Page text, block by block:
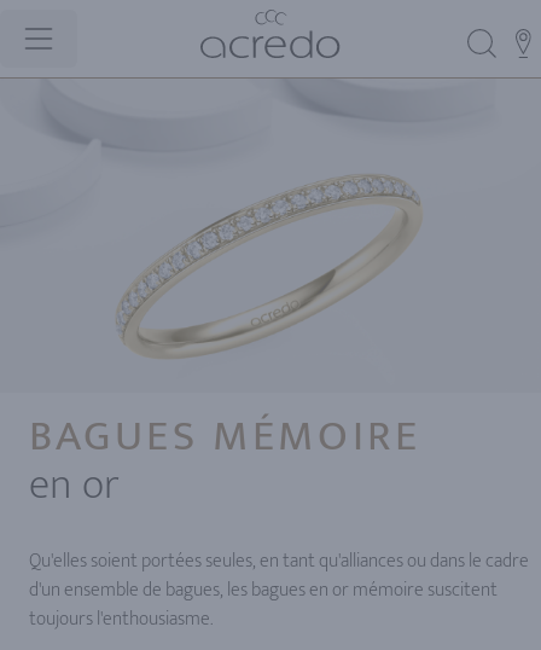
BAGUES MÉMOIRE
en or
Qu'elles soient portées seules, en tant qu'alliances ou dans le cadre
d'un ensemble de bagues, les bagues en or mémoire suscitent
toujours l'enthousiasme.